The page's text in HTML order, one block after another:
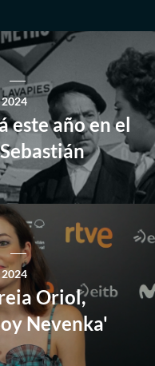
este año en el
Oriol,
Nevenka'